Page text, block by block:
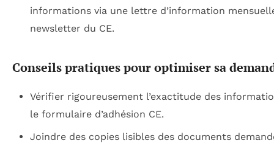
informations via une lettre d’information
newsletter du CE.
Conseils pratiques pour optimiser sa
Vérifier rigoureusement l’exactitude des
le formulaire d’adhésion CE.
Joindre des copies lisibles des documents